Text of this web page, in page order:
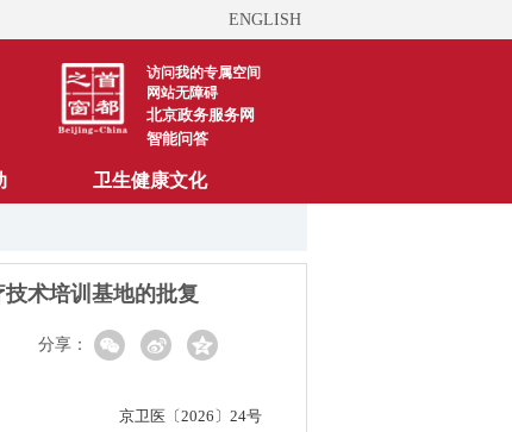
ENGLISH
访问我的专属空间
网站无障碍
北京政务服务网
智能问答
卫生健康文化
术培训基地的批复
分享：
京卫医〔2026〕24号